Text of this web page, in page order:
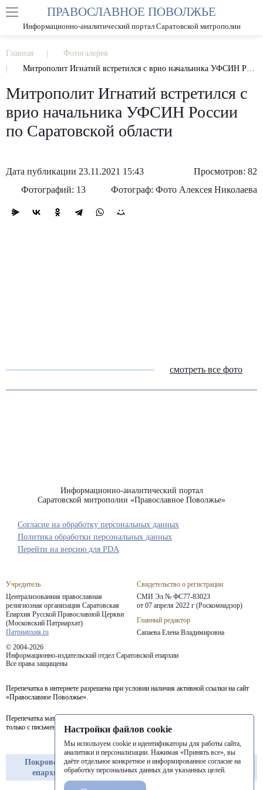
РАЗМЕР ШРИФТА А А
ПРАВОСЛАВНОЕ ПОВОЛЖЬЕ
Информационно-аналитический портал Саратовской митрополии
Главная
Фотогалерея
Митрополит Игнатий встретился с врио начальника УФСИН России по Саратовской области
Митрополит Игнатий встретился с
врио начальника УФСИН России
по Саратовской области
Дата публикации 23.11.2021 15:43
Просмотров: 82
Фотографий: 13
Фотограф: Фото Алексея Николаева
смотреть все фото
Информационно-аналитический портал
Саратовской митрополии «Православное Поволжье»
Учредитель
Централизованная православная
религиозная организация Саратовская
Епархия Русской Православной Церкви
(Московский Патриархат)
Патриархия.ru
Свидетельство о регистрации
СМИ Эл № ФС77-83023
от 07 апреля 2022 г (Роскомнадзор)
Главный редактор
Сапаева Елена Владимировна
© 2004-2026
Информационно-издательский отдел Саратовской епархии
Все права защищены
Согласие на обработку персональных данных
Политика обработки персональных данных
Перепечатка в интернете разрешена при условии наличия активной ссылки на сайт
«Православное Поволжье».
Перепечатка материалов портала в печатных изданиях (книгах, прессе) возможна
только с письменного разрешения редакции.
Покровская
епархия
Балашовская
епархия
Балаковская
епархия
Перейти на версию для PDA
Настройки файлов cookie
Мы используем cookie и идентификаторы для работы сайта,
аналитики и персонализации. Нажимая «Принять все», вы
даёте отдельное конкретное и информированное согласие на
обработку персональных данных для указанных целей.